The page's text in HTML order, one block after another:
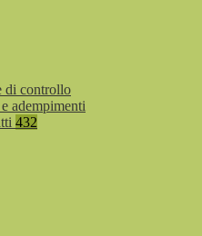
di controllo
adempimenti
432